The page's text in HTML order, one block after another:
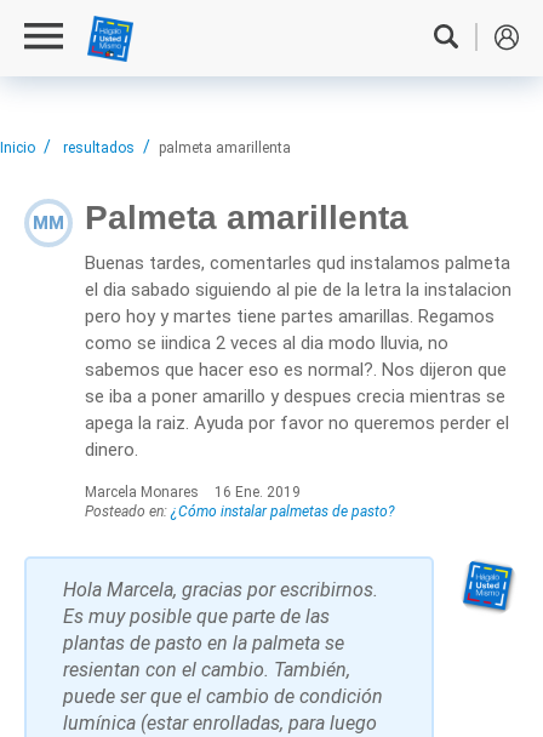
Inicio resultados palmeta amarillenta
MM Palmeta amarillenta
Buenas tardes, comentarles qud instalamos palmeta
el dia sabado siguiendo al pie de la letra la instalacion
pero hoy y martes tiene partes amarillas. Regamos
como se iindica 2 veces al dia modo lluvia, no
sabemos que hacer eso es normal?. Nos dijeron que
se iba a poner amarillo y despues crecia mientras se
apega la raiz. Ayuda por favor no queremos perder el
dinero.
Marcela Monares
16 Ene. 2019
Posteado en: ¿Cómo instalar palmetas de pasto?
Hola Marcela, gracias por escribirnos.
Es muy posible que parte de las
plantas de pasto en la palmeta se
resientan con el cambio. También,
puede ser que el cambio de condición
lumínica (estar enrolladas, para luego